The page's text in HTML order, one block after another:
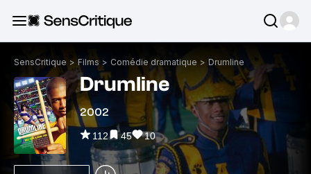
SensCritique > Films > Comédie dramatique > Drumline
Drumline
2002
112 45 10